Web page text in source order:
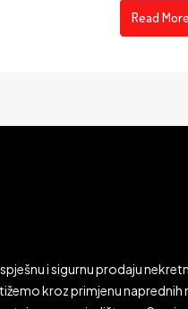
Read More
i sigurnu prodaju
kroz primjenu